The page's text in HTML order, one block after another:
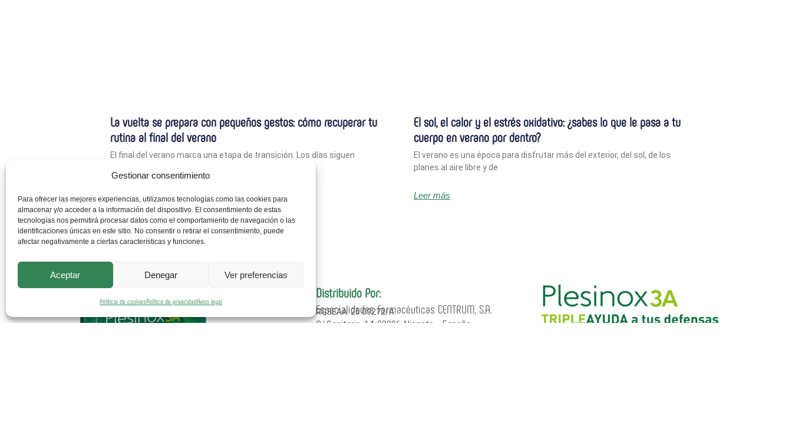
Gestionar consentimiento
Para ofrecer las mejores experiencias, utilizamos tecnologías como las cookies para
almacenar y/o acceder a la información del dispositivo. El consentimiento de estas
tecnologías nos permitirá procesar datos como el comportamiento de navegación o las
identificaciones únicas en este sitio. No consentir o retirar el consentimiento, puede
afectar negativamente a ciertas características y funciones.
Aceptar Denegar Ver preferencias
Políticia de cookiesPolítica de privacidadAviso legal
La vuelta se prepara con pequeños gestos: cómo recuperar tu
rutina al final del verano
El final del verano marca una etapa de transición. Los días siguen
Leer más
El sol, el calor y el estrés oxidativo: ¿sabes lo que le pasa a tu
cuerpo en verano por dentro?
El verano es una época para disfrutar más del exterior, del sol, de los
planes al aire libre y de
Leer más
Distribuido Por:
Especialidades Farmacéuticas CENTRUM, S.A.
RGSEAA: 26.09272/A
C/ Sagitario, 14. 03006 Alicante – España